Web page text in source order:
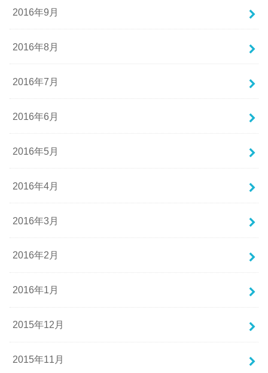
2016年9月
2016年8月
2016年7月
2016年6月
2016年5月
2016年4月
2016年3月
2016年2月
2016年1月
2015年12月
2015年11月